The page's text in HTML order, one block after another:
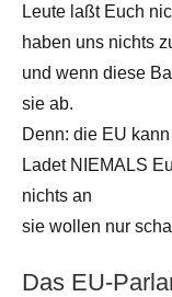
Leute laßt Euch
haben uns nichts
und wenn diese
sie ab.
Denn: die EU
Ladet NIEMALS
nichts an
sie wollen nur
Das EU-